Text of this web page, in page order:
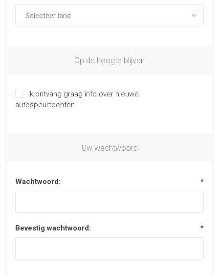
Op de hoogte blijven
Ik ontvang graag info over nieuwe
autospeurtochten
Uw wachtwoord
Wachtwoord: *
Bevestig wachtwoord: *